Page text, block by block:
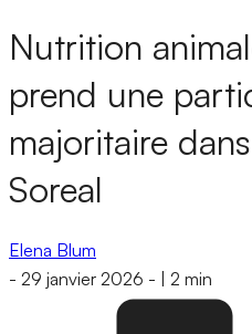
Nutrition
prend une
majoritaire
Soreal
Elena Blum
- 29 janvier 2026 - 2 min